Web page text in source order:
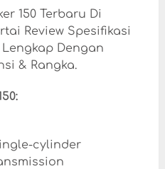
150 Terbaru Di
Review Spesifikasi
Lengkap Dengan
& Rangka.
cylinder